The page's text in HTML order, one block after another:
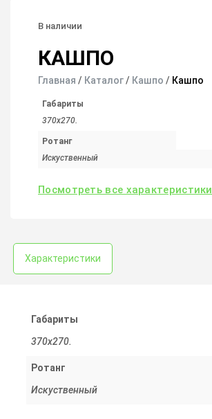
В наличии
КАШПО
Главная / Каталог/ Кашпо / Кашпо
Габариты
370х270.
Ротанг
Искуственный
Посмотреть все характеристики
Характеристики
Габариты
370х270.
Ротанг
Искуственный